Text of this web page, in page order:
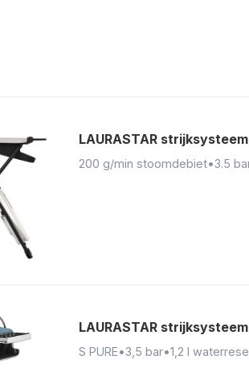
LAURASTAR
200 g/min stoomdebiet•3.5
LAURASTAR
S PURE•3,5 bar•1,2 l